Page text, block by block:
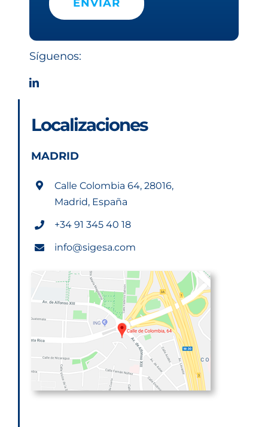
Síguenos:
Localizaciones
MADRID
Calle Colombia 64, 28016,
Madrid, España
+34 91 345 40 18
info@sigesa.com